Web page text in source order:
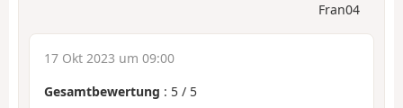
Fran04
17 Okt 2023 um 09:00
Gesamtbewertung : 5 / 5